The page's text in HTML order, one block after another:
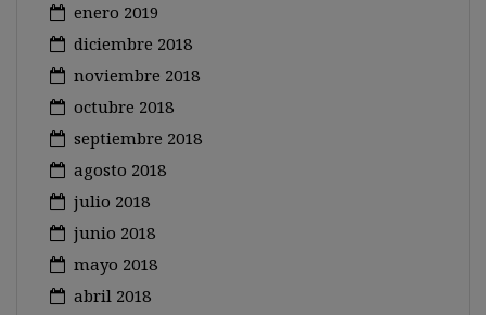
enero 2019
diciembre 2018
noviembre 2018
octubre 2018
septiembre 2018
agosto 2018
julio 2018
junio 2018
mayo 2018
abril 2018